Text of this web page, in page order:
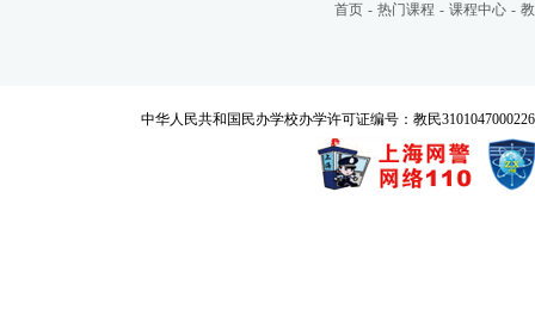
首页 - 热门课程 - 课程中心 -
中华人民共和国民办学校办学许可证编号：教民